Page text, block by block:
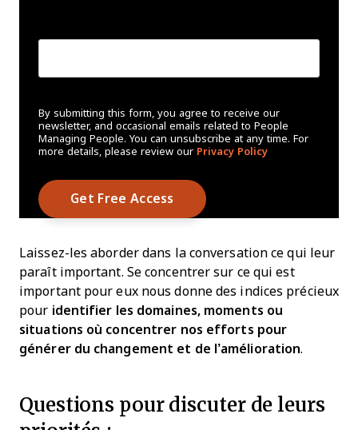
By submitting this form, you agree to receive our
newsletter, and occasional emails related to People
Managing People. You can unsubscribe at any time. For
more details, please review our Privacy Policy
Laissez-les aborder dans la conversation ce qui leur
paraît important. Se concentrer sur ce qui est
important pour eux nous donne des indices précieux
pour identifier les domaines, moments ou
situations où concentrer nos efforts pour
générer du changement et de l’amélioration.
Questions pour discuter de leurs